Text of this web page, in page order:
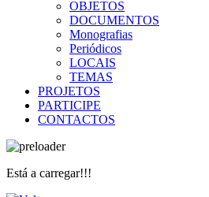
OBJETOS
DOCUMENTOS
Monografias
Periódicos
LOCAIS
TEMAS
PROJETOS
PARTICIPE
CONTACTOS
Está a carregar!!!